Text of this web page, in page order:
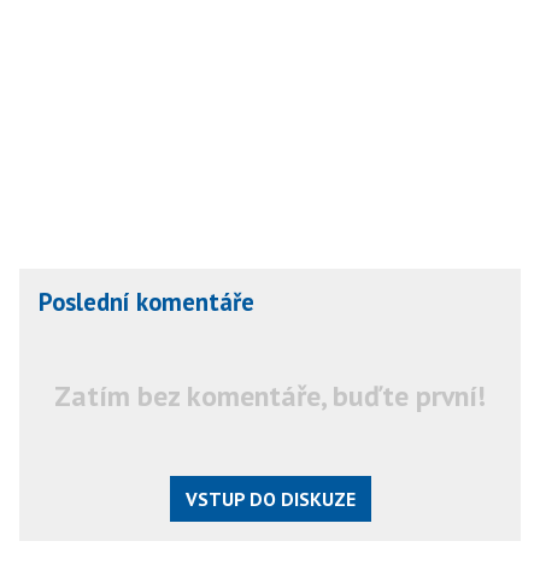
Poslední komentáře
Zatím bez komentáře, buďte první!
VSTUP DO DISKUZE